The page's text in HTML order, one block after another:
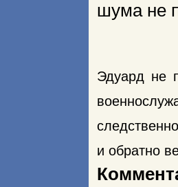
шума не
Эдуард не
и обратно